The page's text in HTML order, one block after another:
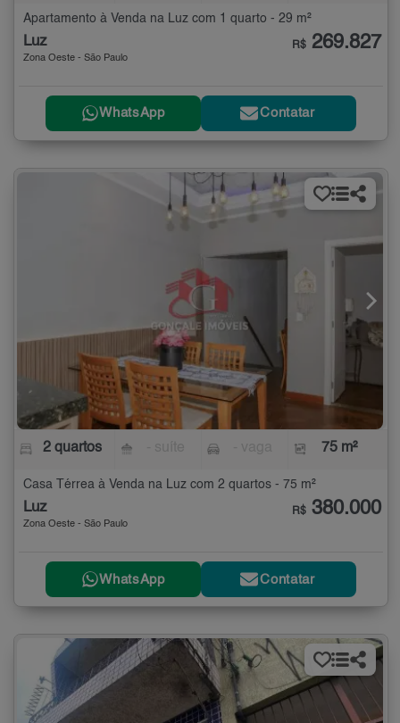
Apartamento à Venda na Luz com 1 quarto - 29 m²
Luz
Zona Oeste - São Paulo
R$ 269.827
WhatsApp Contatar
2 quartos 75 m²
Casa Térrea à Venda na Luz com 2 quartos - 75 m²
Luz
Zona Oeste - São Paulo
R$ 380.000
WhatsApp Contatar